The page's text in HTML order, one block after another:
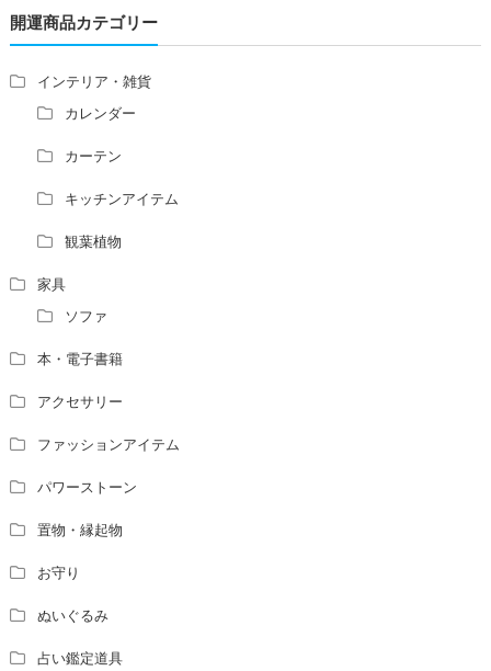
占い師さんは、幽霊を見たことがありますか？
家相風水の診断・鑑定料金や相場について
家相・風水の鑑定料金の相場が知りたい。
風水の流派について教えてください。
風水師になるには、どんな勉強をすればいいですか？
開運商品カテゴリー
インテリア・雑貨
カレンダー
カーテン
キッチンアイテム
観葉植物
家具
ソファ
本・電子書籍
アクセサリー
ファッションアイテム
パワーストーン
置物・縁起物
お守り
ぬいぐるみ
占い鑑定道具